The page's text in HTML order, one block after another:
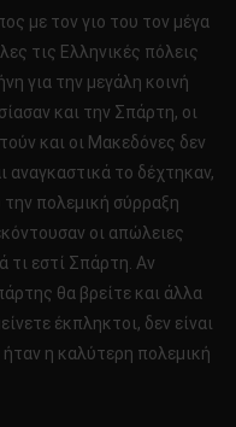
με τον γιο του τον μέγα
τις Ελληνικές πόλεις
για την μεγάλη κοινή
και την Σπάρτη, οι
και οι Μακεδόνες δεν
αναγκαστικά το δέχτηκαν,
την πολεμική σύρραξη
οι απώλειες
τι εστί Σπάρτη. Αν
θα βρείτε και άλλα
έκπληκτοι, δεν είναι
η καλύτερη πολεμική